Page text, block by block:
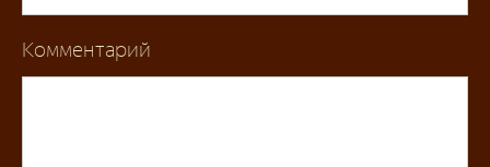
Комментарий